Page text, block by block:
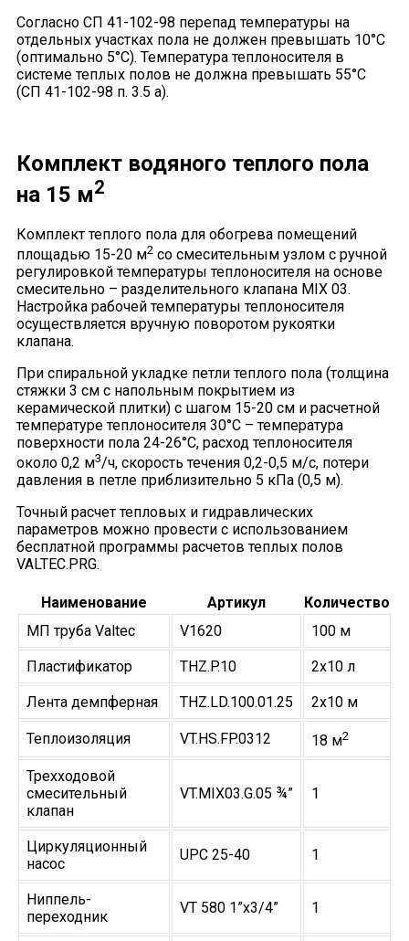
Согласно СП 41-102-98 перепад температуры на
отдельных участках пола не должен превышать 10°С
(оптимально 5°С). Температура теплоносителя в
системе теплых полов не должна превышать 55°С
(СП 41-102-98 п. 3.5 а).
Комплект водяного теплого пола
на 15 м2
Комплект теплого пола для обогрева помещений
площадью 15-20 м2со смесительным узлом с ручной
регулировкой температуры теплоносителя на основе
смесительно – разделительного клапана MIX 03.
Настройка рабочей температуры теплоносителя
осуществляется вручную поворотом рукоятки
клапана.
При спиральной укладке петли теплого пола (толщина
стяжки 3 см с напольным покрытием из
керамической плитки) с шагом 15-20 см и расчетной
температуре теплоносителя 30°С – температура
поверхности пола 24-26°С, расход теплоносителя
около 0,2 м3/ч, скорость течения 0,2-0,5 м/с, потери
давления в петле приблизительно 5 кПа (0,5 м).
Точный расчет тепловых и гидравлических
параметров можно провести с использованием
бесплатной программы расчетов теплых полов
VALTEC.PRG.
Наименование Артикул
Количество
МП труба Valtec
V1620 100 м
Пластификатор THZ.P.10 2х10 л
Лента демпферная THZ.LD.100.01.25 2х10 м
Теплоизоляция VT.HS.FP.0312 18 м2
Трехходовой
смесительный
клапан
VT.MIX03.G.05 ¾” 1
Циркуляционный
насос
UPC 25-40 1
Ниппель-
переходник
VT 580 1”х3/4” 1